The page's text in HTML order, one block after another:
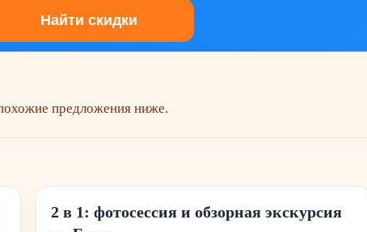
предложения ниже.
2 в 1: фотосессия и обзорная экскурсия